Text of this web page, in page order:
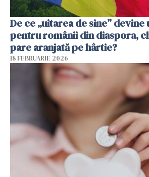
De ce „uitarea de sine”
pentru românii din diaspora,
pare aranjată pe hârtie?
18 FEBRUARIE 2026